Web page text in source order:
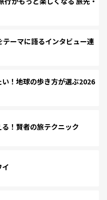
ーマに語るインタビュー連
！地球の歩き方が選ぶ2026
！賢者の旅テクニック